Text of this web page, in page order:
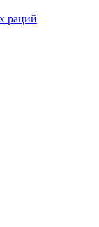
раций